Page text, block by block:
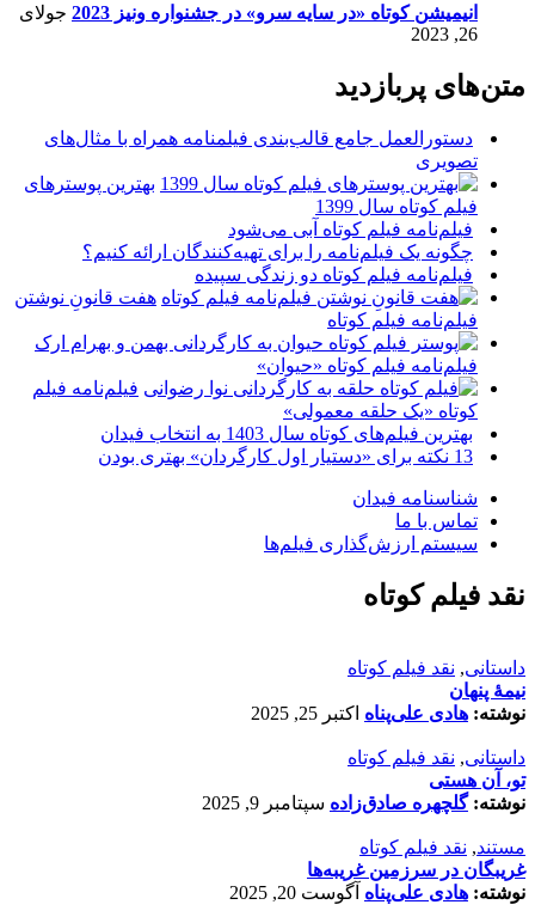
انیمیشن کوتاه «در سایه سرو» در جشنواره ونیز 2023
جولای
26, 2023
متن‌های پربازدید
دستورالعمل جامع قالب‌بندی فیلمنامه همراه با مثال‌های
تصویری
بهترین پوسترهای
فیلم کوتاه سال 1399
فیلم‌نامه فیلم کوتاه آبی می‌شود
چگونه یک فیلم‌نامه را برای تهیه‌کنندگان ارائه کنیم؟
فیلم‌نامه فیلم کوتاه دو زندگی سپیده
هفت قانونِ نوشتن
فیلم‌نامه فیلم کوتاه
فیلم‌نامه فیلم کوتاه «حیوان»
فیلم‌نامه فیلم
کوتاه «یک حلقه معمولی»
بهترین فیلم‌های کوتاه سال 1403 به انتخاب فیدان
13 نکته برای «دستیار اول کارگردان» بهتری بودن
شناسنامه فیدان
تماس با ما
سیستم ارزش‌گذاری فیلم‌ها
نقد فیلم کوتاه
داستانی, نقد فیلم کوتاه
نیمۀ پنهان
نوشته: هادی علی‌پناه اکتبر 25, 2025
داستانی, نقد فیلم کوتاه
تو، آن هستی
نوشته:گلچهره صادق‌زاده سپتامبر 9, 2025
مستند, نقد فیلم کوتاه
غریبگان در سرزمین غریبه‌ها
نوشته: هادی علی‌پناه آگوست 20, 2025